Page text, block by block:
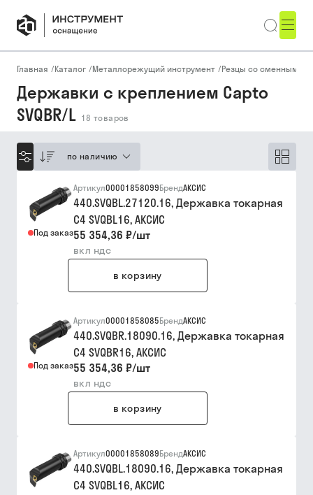
Главная /Каталог /Металлорежущий инструмент /Резцы со сменными
Державки с креплением Capto
SVQBR/L 18 товаров
по наличию
Под заказ
Артикул00001858099БрендАКСИС
440.SVQBL.27120.16, Державка токарная
C4 SVQBL16, АКСИC
55 354,36 ₽/шт
вкл ндс
в корзину
Под заказ
Артикул00001858085БрендАКСИС
440.SVQBR.18090.16, Державка токарная
C4 SVQBR16, АКСИC
55 354,36 ₽/шт
вкл ндс
в корзину
Артикул00001858089БрендАКСИС
440.SVQBL.18090.16, Державка токарная
C4 SVQBL16, АКСИC